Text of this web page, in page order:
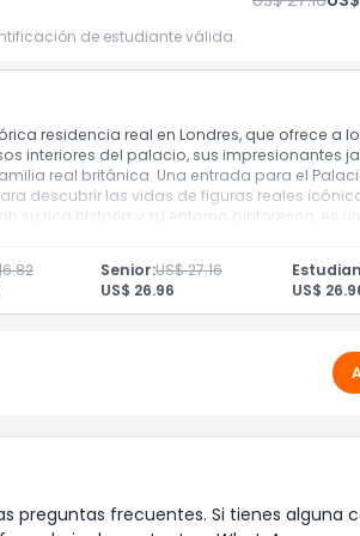
de estudiante válida.
residencia real en Londres, que ofrece a
interiores del palacio, sus impresionantes
real británica. Una entrada para el
descubrir las vidas de figuras reales
su rica historia y su entorno pintoresco, es
Senior:US$ 27.16
US$ 26.96
US$
preguntas frecuentes. Si tienes